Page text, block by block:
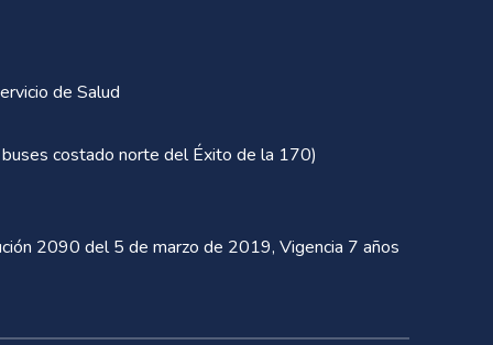
de Salud
costado norte del Éxito de la 170)
2090 del 5 de marzo de 2019, Vigencia 7 años